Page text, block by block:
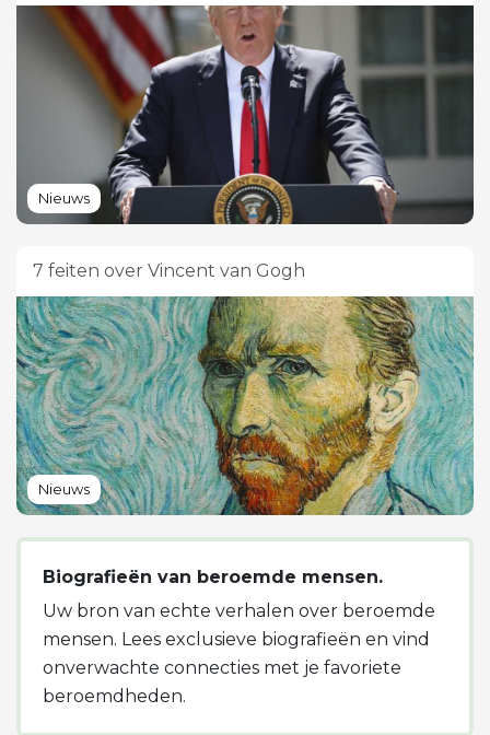
Nieuws
7 feiten over Vincent van Gogh
Nieuws
Biografieën van beroemde mensen.
Uw bron van echte verhalen over beroemde
mensen. Lees exclusieve biografieën en vind
onverwachte connecties met je favoriete
beroemdheden.